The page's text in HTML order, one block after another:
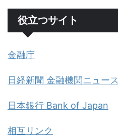
役立つサイト
金融庁
日経新聞 金融機関ニュース
日本銀行 Bank of Japan
相互リンク